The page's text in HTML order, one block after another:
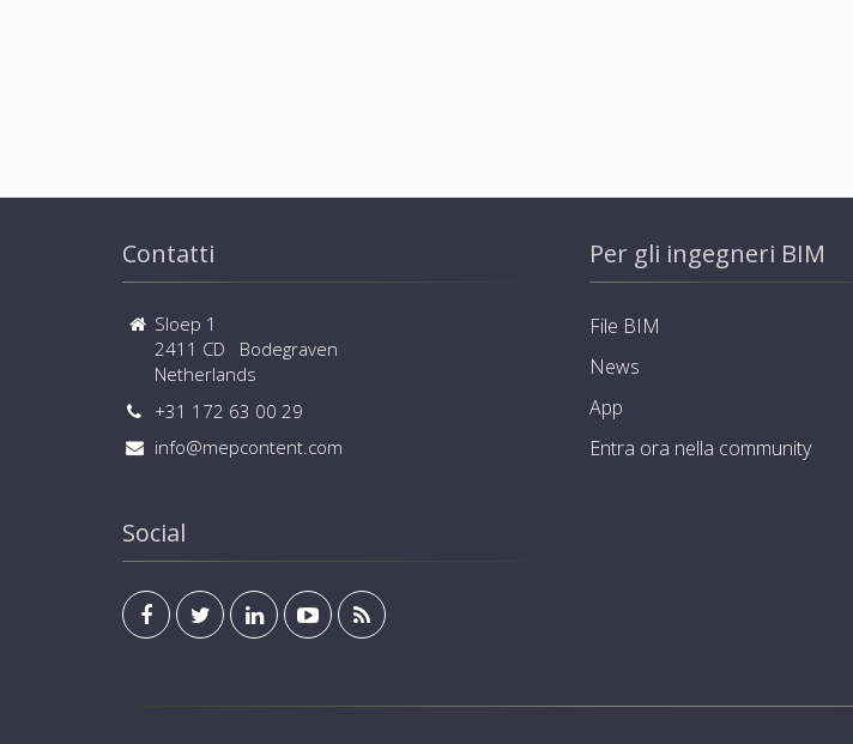
Contatti
Sloep 1
2411 CD Bodegraven
Netherlands
+31 172 63 00 29
info@mepcontent.com
Social
Per gli ingegneri BIM
File BIM
News
App
Entra ora nella community